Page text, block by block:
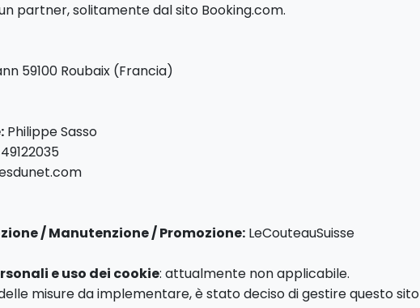
partner, solitamente dal sito Booking.com.
59100 Roubaix (Francia)
Philippe Sasso
/ Manutenzione / Promozione: LeCouteauSuisse
e uso dei cookie: attualmente non applicabile.
misure da implementare, è stato deciso di gestire questo sito